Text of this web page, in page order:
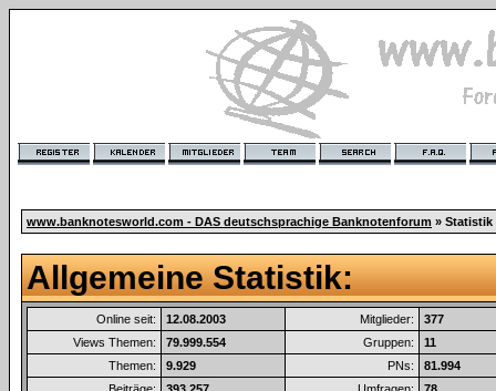
www.banknotesworld.com - DAS deutschsprachige Banknotenforum » Statistik
Allgemeine Statistik:
Online seit: 12.08.2003 Mitglieder:
377
Views Themen:
79.999.554 Gruppen:
11
Themen:
9.929 PNs:
81.994